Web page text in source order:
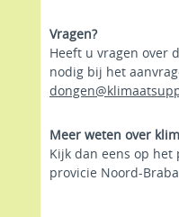
Vragen?
Heeft u vragen over
nodig bij het
Meer weten over
Kijk dan eens op het
provicie Noord-